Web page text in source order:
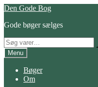
Spring
navigation
Spring
indhold
Den Gode Bog
Gode bøger sælges
Søg
efter:
Menu
Bøger
Om